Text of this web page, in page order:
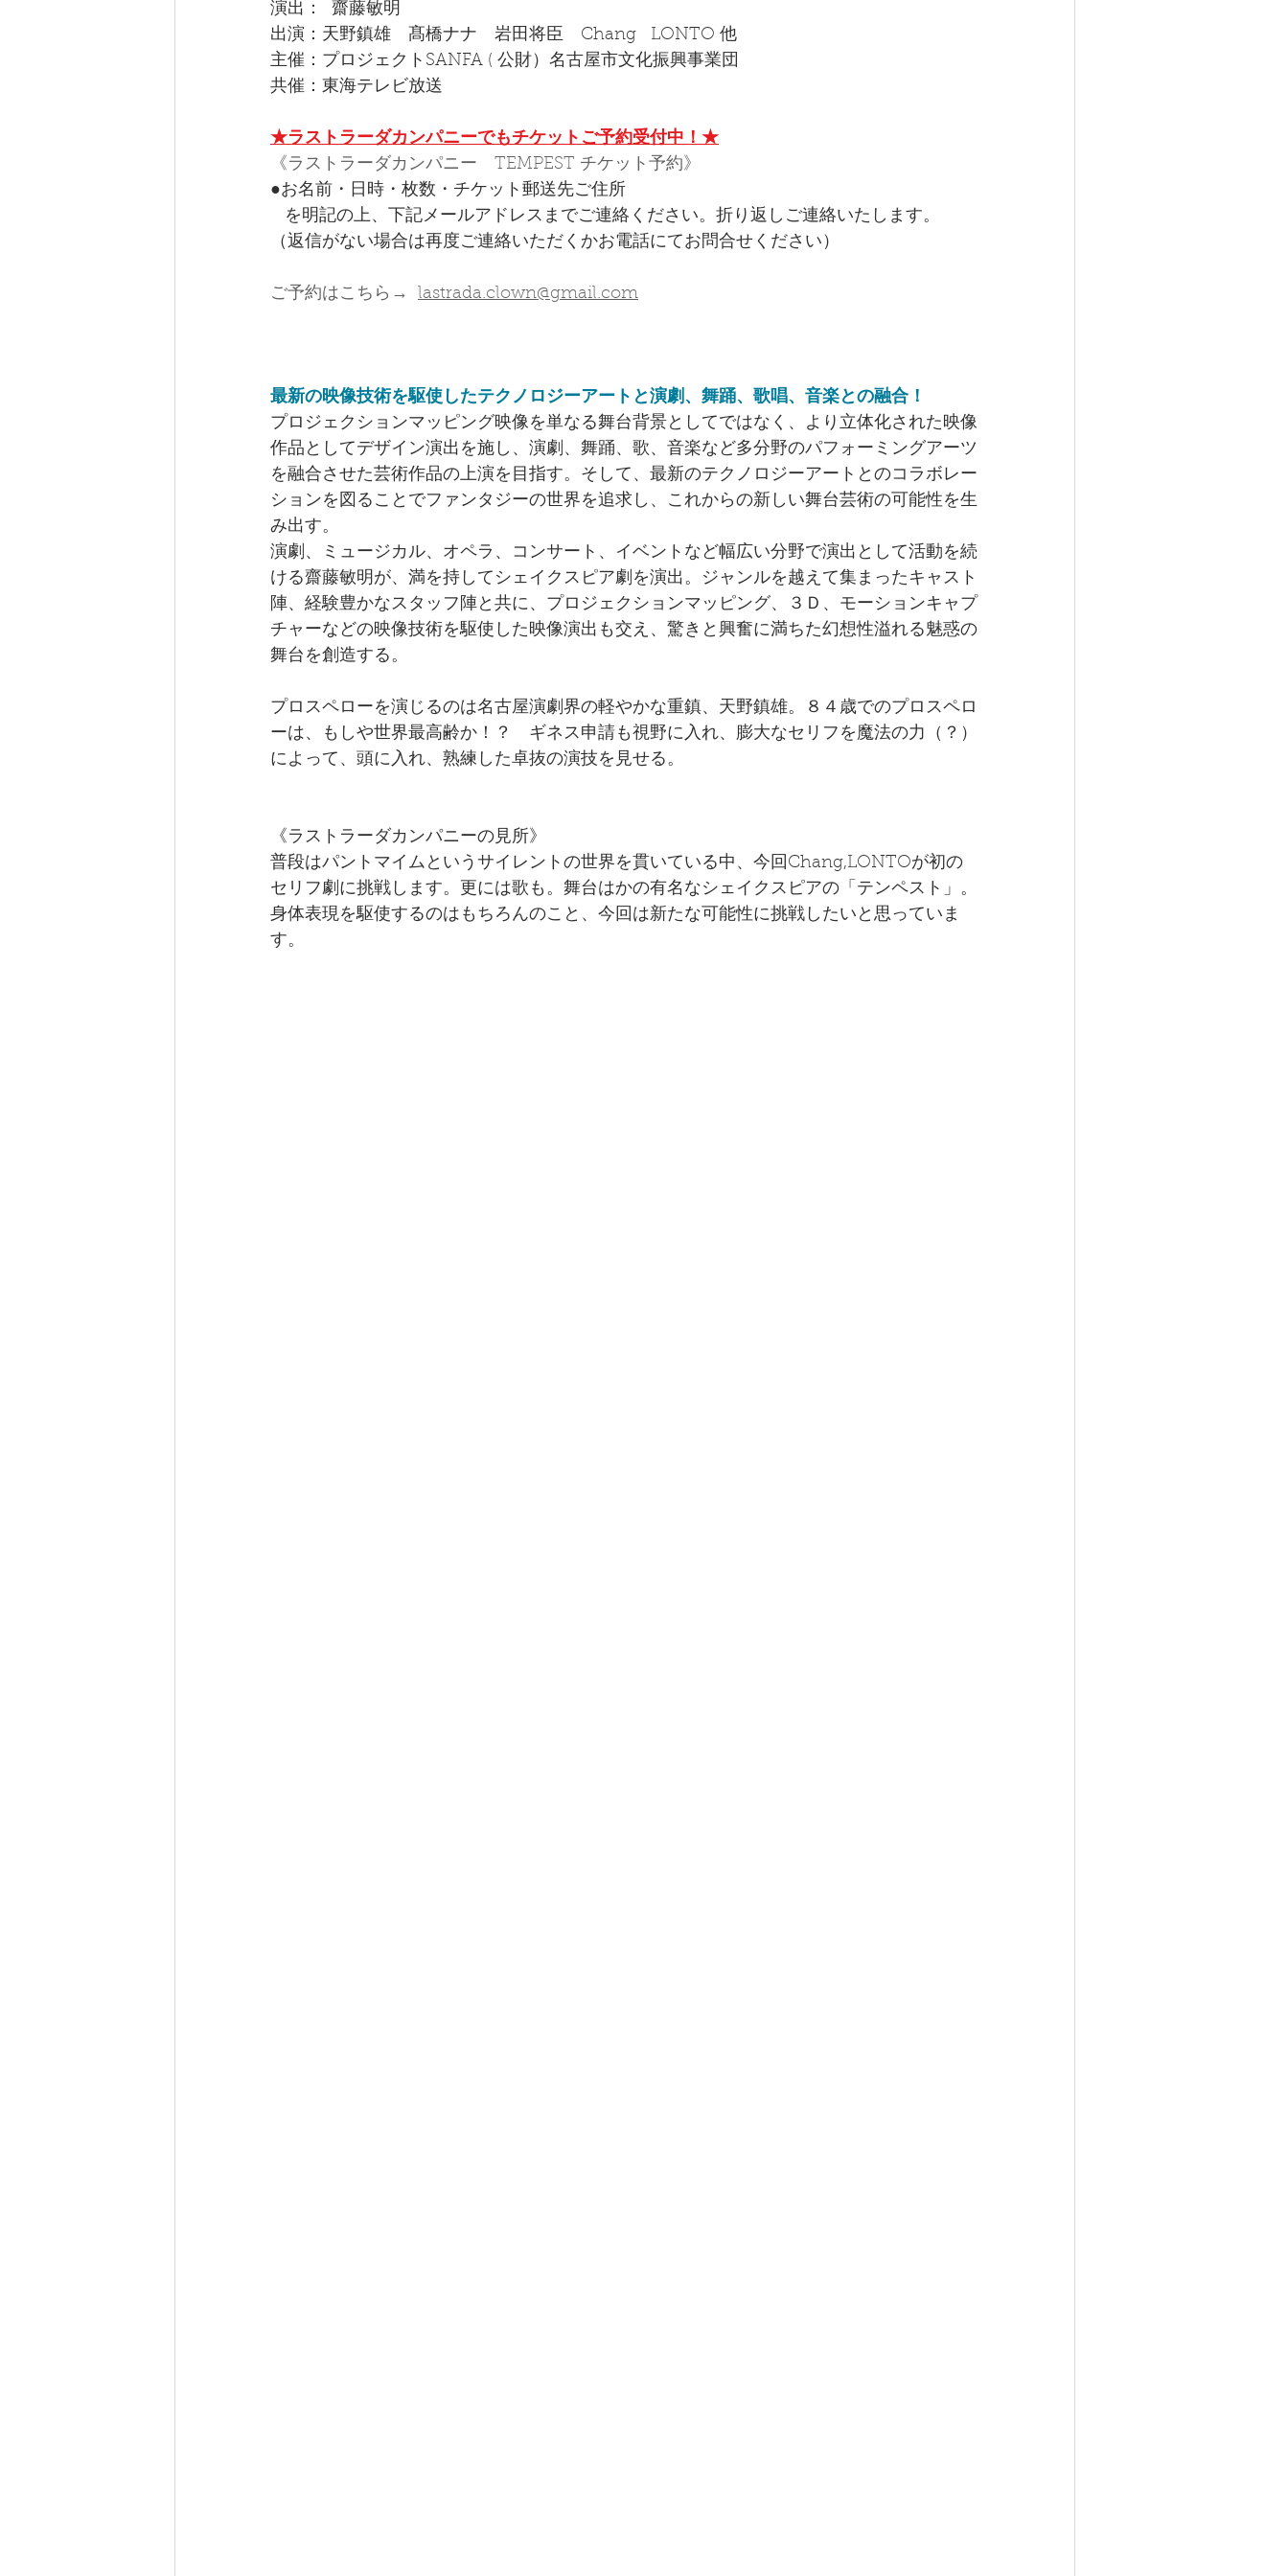
演出：  齋藤敏明
出演：天野鎮雄　髙橋ナナ　岩田将臣　Chang   LONTO 他
主催：プロジェクトSANFA ( 公財）名古屋市文化振興事業団
共催：東海テレビ放送
​★ラストラーダカンパニーでもチケットご予約受付中！​★
《ラストラーダカンパニー　TEMPEST チケット予約》
●お名前・日時・枚数・チケット郵送先ご住所
   を明記の上、下記メールアドレスまでご連絡ください。折り返しご連絡いたします。
（返信がない場合は再度ご連絡いただくかお電話にてお問合せください）
​ご予約はこちら→ lastrada.clown@gmail.com
最新の映像技術を駆使したテクノロジーアートと演劇、舞踊、歌唱、音楽との融合！
プロジェクションマッピング映像を単なる舞台背景としてではなく、より立体化された映像
作品としてデザイン演出を施し、演劇、舞踊、歌、音楽など多分野のパフォーミングアーツ
を融合させた芸術作品の上演を目指す。そして、最新のテクノロジーアートとのコラボレー
ションを図ることでファンタジーの世界を追求し、これからの新しい舞台芸術の可能性を生
み出す。
演劇、ミュージカル、オペラ、コンサート、イベントなど幅広い分野で演出として活動を続
ける齋藤敏明が、満を持してシェイクスピア劇を演出。ジャンルを越えて集まったキャスト
陣、経験豊かなスタッフ陣と共に、プロジェクションマッピング、３Ｄ、モーションキャプ
チャーなどの映像技術を駆使した映像演出も交え、驚きと興奮に満ちた幻想性溢れる魅惑の
舞台を創造する。
プロスペローを演じるのは名古屋演劇界の軽やかな重鎮、天野鎮雄。８４歳でのプロスペロ
ーは、もしや世界最高齢か！？　ギネス申請も視野に入れ、膨大なセリフを魔法の力（？）
によって、頭に入れ、熟練した卓抜の演技を見せる。
《ラストラーダカンパニーの見所》
普段はパントマイムというサイレントの世界を貫いている中、今回Chang,LONTOが初の
セリフ劇に挑戦します。更には歌も。舞台はかの有名なシェイクスピアの「テンペスト」。
身体表現を駆使するのはもちろんのこと、今回は新たな可能性に挑戦したいと思っていま
す。